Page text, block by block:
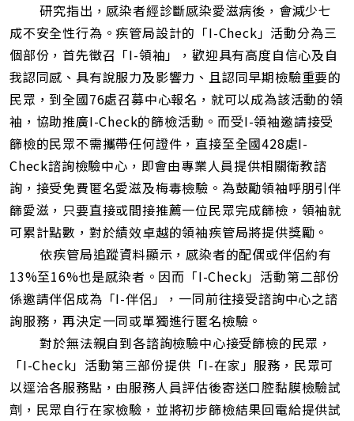
研究指出，感染者經診斷感染愛滋病後，會減少七
成不安全性行為。疾管局設計的「I-Check」活動分為三
個部份，首先徵召「I-領袖」，歡迎具有高度自信心及自
我認同感、具有說服力及影響力、且認同早期檢驗重要的
民眾，到全國76處召募中心報名，就可以成為該活動的領
袖，協助推廣I-Check的篩檢活動。而受I-領袖邀請接受
篩檢的民眾不需攜帶任何證件，直接至全國428處I-
Check諮詢檢驗中心，即會由專業人員提供相關衛教諮
詢，接受免費匿名愛滋及梅毒檢驗。為鼓勵領袖呼朋引伴
篩愛滋，只要直接或間接推薦一位民眾完成篩檢，領袖就
可累計點數，對於績效卓越的領袖疾管局將提供獎勵。
依疾管局追蹤資料顯示，感染者的配偶或伴侶約有
13%至16%也是感染者。因而「I-Check」活動第二部份
係邀請伴侶成為「I-伴侶」，一同前往接受諮詢中心之諮
詢服務，再決定一同或單獨進行匿名檢驗。
對於無法親自到各諮詢檢驗中心接受篩檢的民眾，
「I-Check」活動第三部份提供「I-在家」服務，民眾可
以逕洽各服務點，由服務人員評估後寄送口腔黏膜檢驗試
劑，民眾自行在家檢驗，並將初步篩檢結果回電給提供試